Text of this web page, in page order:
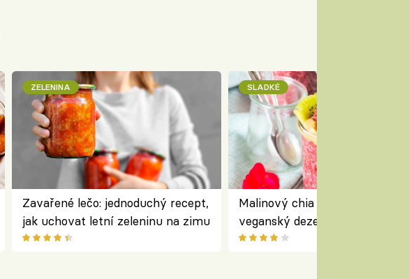
ZELENINA
Zavařené lečo: jednoduchý recept,
jak uchovat letní zeleninu na zimu
SLADKÉ
Malinový chia pudink s
veganský dezert plný ovoce a
ořechů